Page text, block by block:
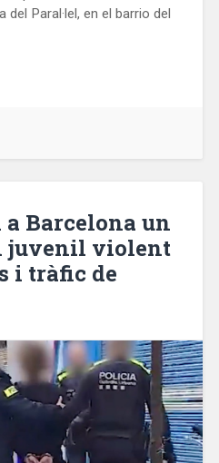
Paral·lel, en el barrio del
Barcelona un
juvenil violent
i tràfic de